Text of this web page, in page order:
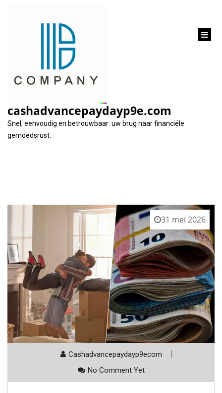
cashadvancepaydayp9e.com
Snel, eenvoudig en betrouwbaar: uw brug naar financiële
gemoedsrust.
Tag:
31 mei 2026
Cashadvancepaydayp9ecom
No Comment Yet